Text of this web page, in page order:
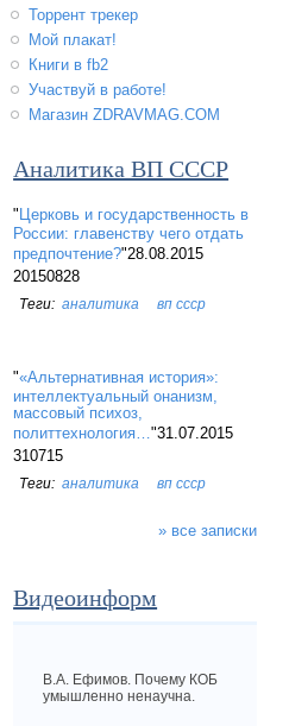
Торрент трекер
Мой плакат!
Книги в fb2
Участвуй в работе!
Магазин ZDRAVMAG.COM
Аналитика ВП СССР
" Церковь и государственность в
России: главенству чего отдать
предпочтение?"28.08.2015
20150828
аналитика вп ссср
"«Альтернативная история»:
интеллектуальный онанизм,
массовый психоз,
политтехнология…"31.07.2015
310715
аналитика вп ссср
» все записки
Видеоинформ
В.А. Ефимов. Почему КОБ
умышленно ненаучна.